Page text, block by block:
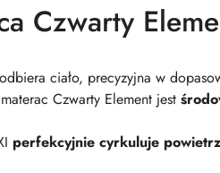
Czwarty
ciało, precyzyjna w
Czwarty Element jest
perfekcyjnie cyrkuluje